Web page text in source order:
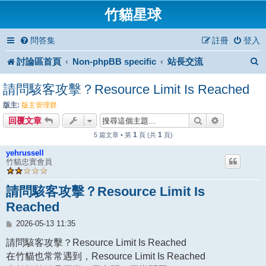
竹貓星球
問答集 登入
註冊
討論區首頁 Non-phpBB specific 站長交流
請問駭客攻擊？Resource Limit Is Reached
版主: 版主管理群
回覆文章 搜尋
5 篇文章 • 第 1 頁 (共 1 頁)
yehrussell
竹貓忠實會員
請問駭客攻擊？Resource Limit Is
Reached
文
2026-05-13 11:35
請問駭客攻擊？Resource Limit Is Reached
在竹貓也常常遇到，Resource Limit Is Reached